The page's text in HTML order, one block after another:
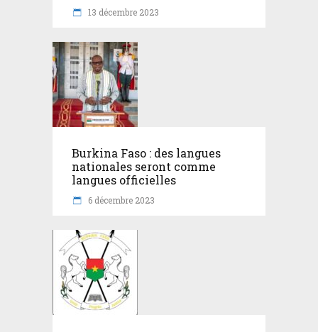
13 décembre 2023
Burkina Faso : des langues
nationales seront comme
langues officielles
6 décembre 2023